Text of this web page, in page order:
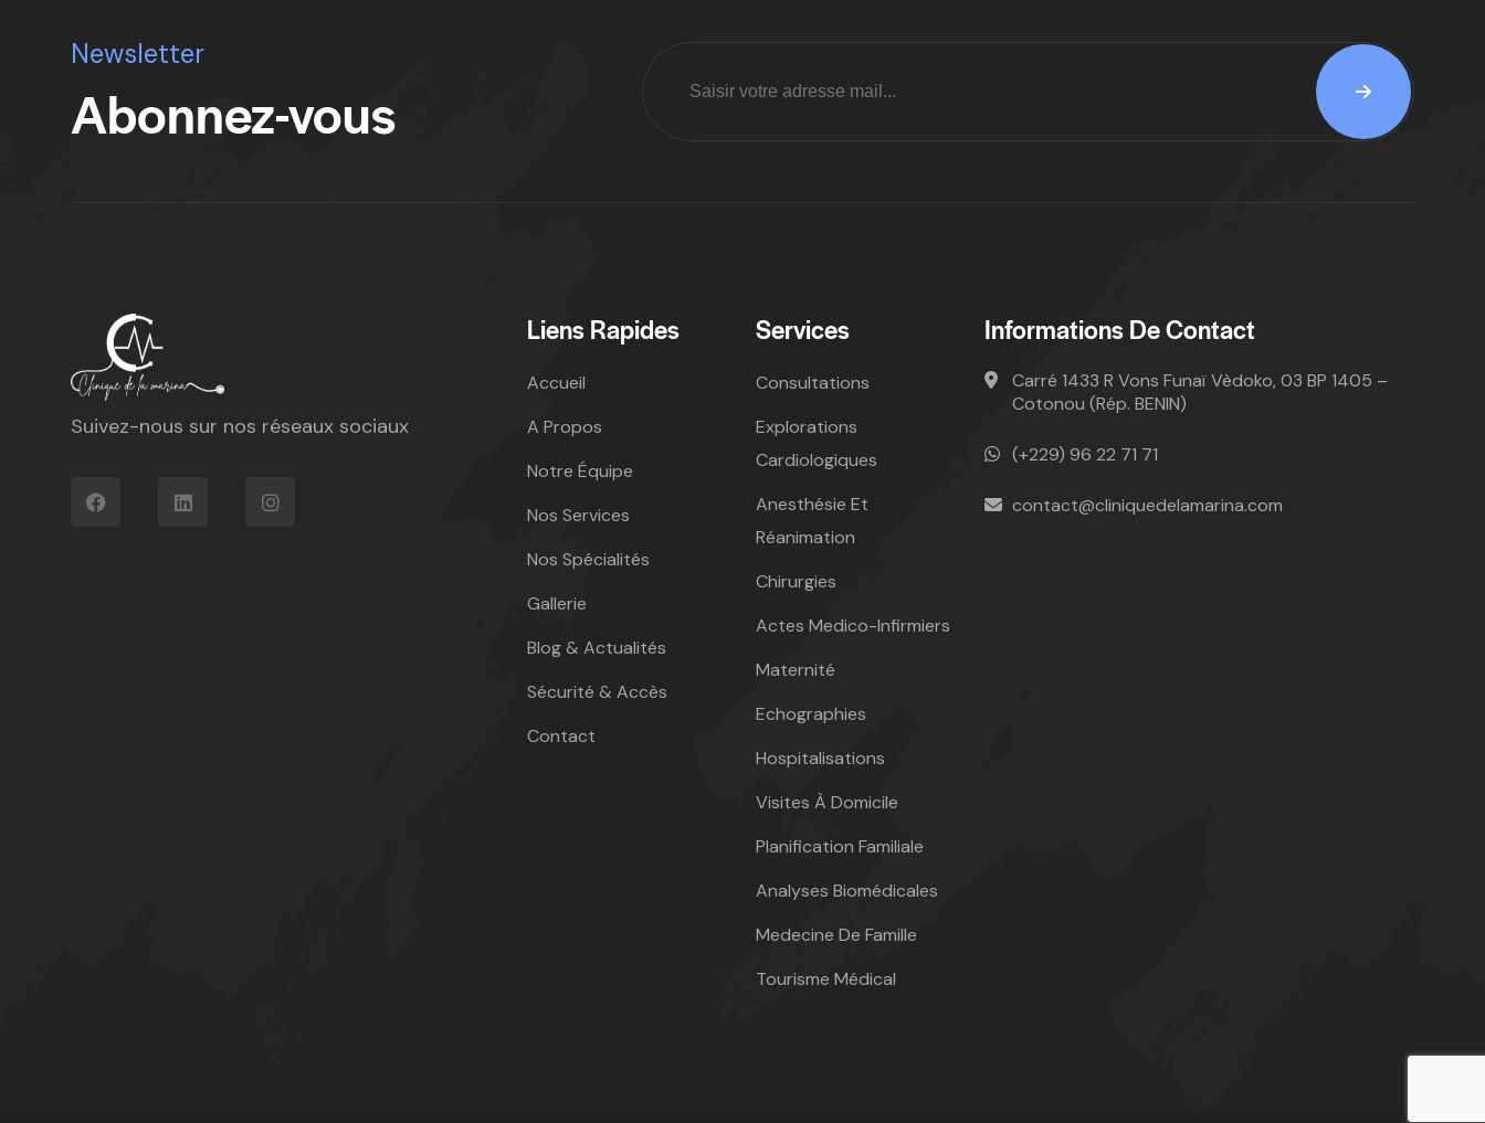
Newsletter
Abonnez-vous
Suivez-nous sur nos réseaux sociaux
Liens Rapides
Accueil
A Propos
Notre Équipe
Nos Services
Nos Spécialités
Gallerie
Blog & Actualités
Sécurité & Accès
Contact
Services
Consultations
Explorations
Cardiologiques
Anesthésie Et
Réanimation
Chirurgies
Actes Medico-Infirmiers
Maternité
Echographies
Hospitalisations
Visites À Domicile
Planification Familiale
Analyses Biomédicales
Medecine De Famille
Tourisme Médical
Informations De Contact
Carré 1433 R Vons Funaï Vèdoko, 03 BP 1405 –
Cotonou (Rép. BENIN)
(+229) 96 22 71 71
contact@cliniquedelamarina.com